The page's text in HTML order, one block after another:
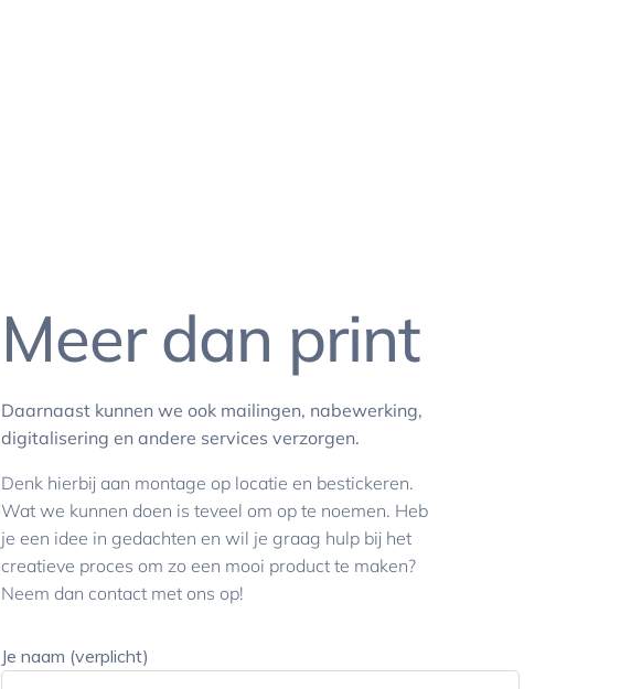
Meer dan print
Daarnaast kunnen we ook mailingen, nabewerking,
digitalisering en andere services verzorgen.
Denk hierbij aan montage op locatie en bestickeren.
Wat we kunnen doen is teveel om op te noemen. Heb
je een idee in gedachten en wil je graag hulp bij het
creatieve proces om zo een mooi product te maken?
Neem dan contact met ons op!
Je naam (verplicht)